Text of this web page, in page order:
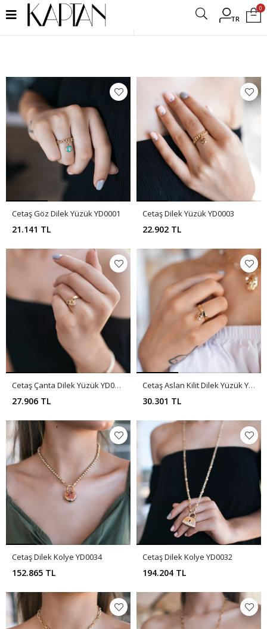
TR
0
Filtrele
Cetaş Göz Dilek Yüzük YD0001
21.141 TL
Cetaş Dilek Yüzük YD0003
22.902 TL
Cetaş Çanta Dilek Yüzük YD0005
27.906 TL
Cetaş Aslan Kilit Dilek Yüzük YD0018
30.301 TL
Cetaş Dilek Kolye YD0034
152.865 TL
Cetaş Dilek Kolye YD0032
194.204 TL